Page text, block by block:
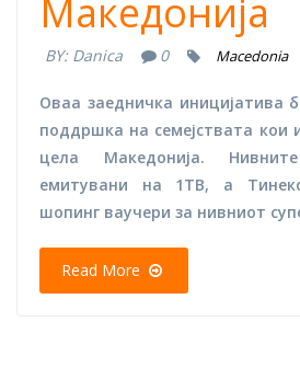
Македонија
BY: Danica 0 Macedonia
Оваа заедничка иницијатива
поддршка на семејствата кои
цела Македонија.
емитувани на 1ТВ, а
шопинг ваучери за нивниот
Read More